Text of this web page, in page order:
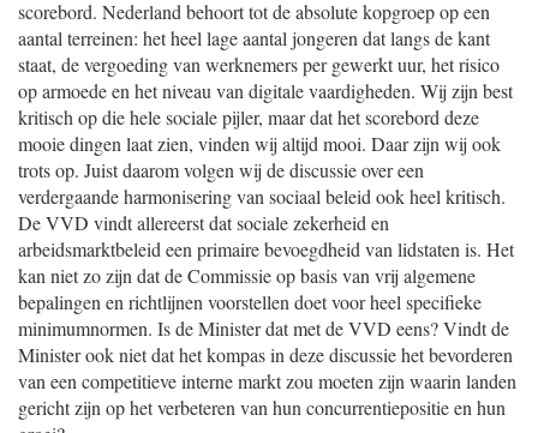
scorebord. Nederland behoort tot de absolute kopgroep op een
aantal terreinen: het heel lage aantal jongeren dat langs de kant
staat, de vergoeding van werknemers per gewerkt uur, het risico
op armoede en het niveau van digitale vaardigheden. Wij zijn best
kritisch op die hele sociale pijler, maar dat het scorebord deze
mooie dingen laat zien, vinden wij altijd mooi. Daar zijn wij ook
trots op. Juist daarom volgen wij de discussie over een
verdergaande harmonisering van sociaal beleid ook heel kritisch.
De VVD vindt allereerst dat sociale zekerheid en
arbeidsmarktbeleid een primaire bevoegdheid van lidstaten is. Het
kan niet zo zijn dat de Commissie op basis van vrij algemene
bepalingen en richtlijnen voorstellen doet voor heel specifieke
minimumnormen. Is de Minister dat met de VVD eens? Vindt de
Minister ook niet dat het kompas in deze discussie het bevorderen
van een competitieve interne markt zou moeten zijn waarin landen
gericht zijn op het verbeteren van hun concurrentiepositie en hun